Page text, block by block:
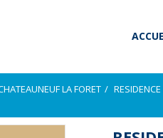
LA FORET